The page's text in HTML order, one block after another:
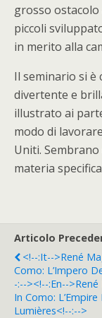
grosso ostacolo
piccoli
in merito alla
Il seminario si è
divertente e
illustrato ai
modo di
Uniti.
materia
Articolo
<!--:it-->René
Como: L’Impero
-:--><!--:en--
In Como: L’Empire
Lumières<!--:-->